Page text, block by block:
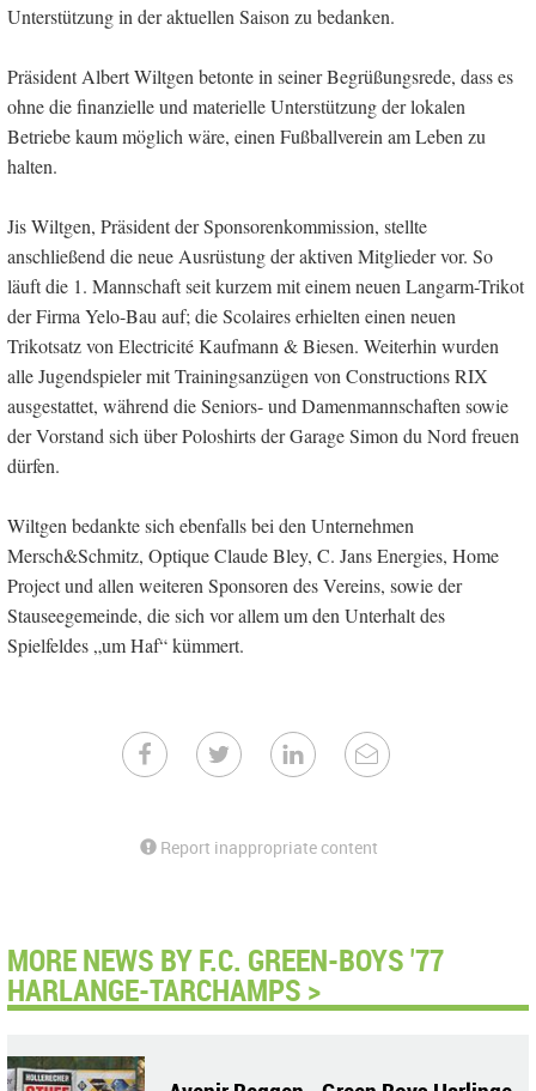
Unterstützung in der aktuellen Saison zu bedanken.
Präsident Albert Wiltgen betonte in seiner Begrüßungsrede, dass es
ohne die finanzielle und materielle Unterstützung der lokalen
Betriebe kaum möglich wäre, einen Fußballverein am Leben zu
halten.
Jis Wiltgen, Präsident der Sponsorenkommission, stellte
anschließend die neue Ausrüstung der aktiven Mitglieder vor. So
läuft die 1. Mannschaft seit kurzem mit einem neuen Langarm-Trikot
der Firma Yelo-Bau auf; die Scolaires erhielten einen neuen
Trikotsatz von Electricité Kaufmann & Biesen. Weiterhin wurden
alle Jugendspieler mit Trainingsanzügen von Constructions RIX
ausgestattet, während die Seniors- und Damenmannschaften sowie
der Vorstand sich über Poloshirts der Garage Simon du Nord freuen
dürfen.
Wiltgen bedankte sich ebenfalls bei den Unternehmen
Mersch&Schmitz, Optique Claude Bley, C. Jans Energies, Home
Project und allen weiteren Sponsoren des Vereins, sowie der
Stauseegemeinde, die sich vor allem um den Unterhalt des
Spielfeldes „um Haf“ kümmert.
Report inappropriate content
MORE NEWS BY F.C. GREEN-BOYS '77
HARLANGE-TARCHAMPS >